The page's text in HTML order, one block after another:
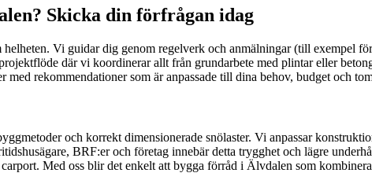
Skicka din förfrågan idag
Vi guidar dig genom regelverk och anmälningar (till exempel
där vi koordinerar allt från grundarbete med plintar eller
rekommendationer som är anpassade till dina behov, budget och
och korrekt dimensionerade snölaster. Vi anpassar
BRF:er och företag innebär detta trygghet och lägre
Med oss blir det enkelt att bygga förråd i Älvdalen som